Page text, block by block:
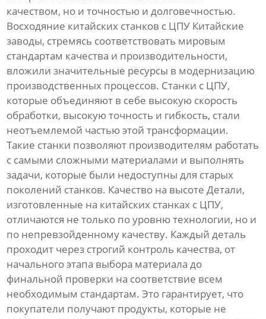
качеством, но и точностью и долговечностью.
Восходяние китайских станков с ЦПУ Китайские
заводы, стремясь соответствовать мировым
стандартам качества и производительности,
вложили значительные ресурсы в модернизацию
производственных процессов. Станки с ЦПУ,
которые объединяют в себе высокую скорость
обработки, высокую точность и гибкость, стали
неотъемлемой частью этой трансформации.
Такие станки позволяют производителям работать
с самыми сложными материалами и выполнять
задачи, которые были недоступны для старых
поколений станков. Качество на высоте Детали,
изготовленные на китайских станках с ЦПУ,
отличаются не только по уровню технологии, но и
по непревзойденному качеству. Каждый деталь
проходит через строгий контроль качества, от
начального этапа выбора материала до
финальной проверки на соответствие всем
необходимым стандартам. Это гарантирует, что
покупатели получают продукты, которые не